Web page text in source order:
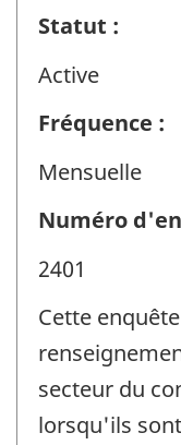
Statut :
Active
Fréquence :
Mensuelle
Numéro
2401
Cette
secteur du
lorsqu'ils